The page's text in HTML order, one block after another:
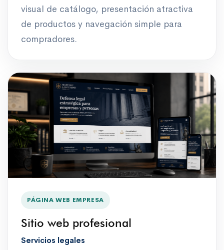
visual de catálogo, presentación atractiva
de productos y navegación simple para
compradores.
PÁGINA WEB EMPRESA
Sitio web profesional
Servicios legales